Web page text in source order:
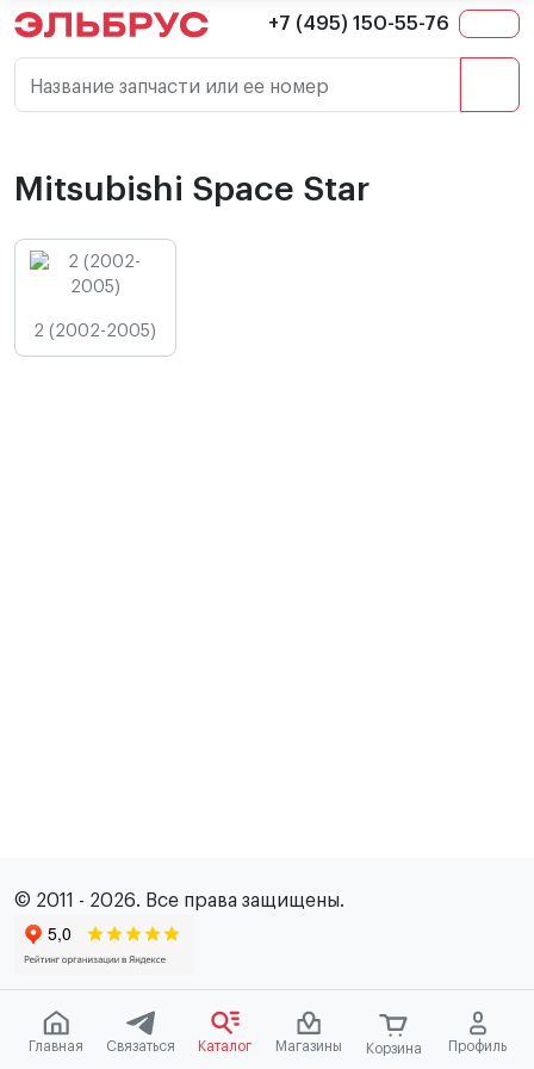
+7 (495) 150-55-76
Название запчасти или ее номер
Главная Связаться Каталог Магазины Корзина Профиль
Mitsubishi Space Star
2 (2002-2005)
© 2011 - 2026. Все права защищены.